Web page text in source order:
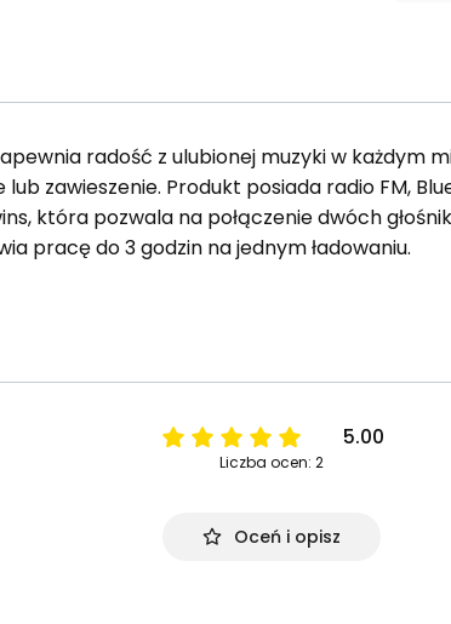
radość z ulubionej muzyki w każdym
zawieszenie. Produkt posiada radio FM,
która pozwala na połączenie dwóch
pracę do 3 godzin na jednym ładowaniu.
5.00
Liczba ocen: 2
Oceń i opisz